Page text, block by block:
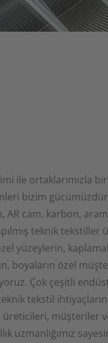
ile ortaklarımızla
bizim
AR cam, karbon,
teknik
yüzeylerin,
boyaların özel
Çok çeşitli
tekstil
müşteriler
uzmanlığımız